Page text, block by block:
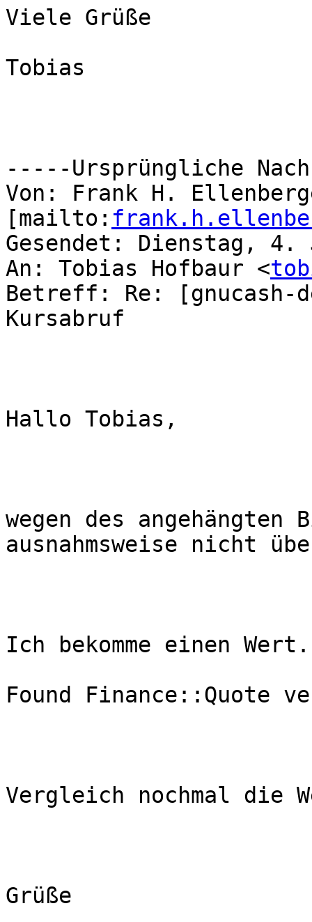
Viele Grüße
Tobias
-----Ursprüngliche
Von: Frank H.
[mailto:
Gesendet: Dienstag,
An: Tobias Hofbaur <
Betreff: Re: [gnucash-
Kursabruf
Hallo Tobias,
wegen des
ausnahmsweise nicht
Ich bekomme einen Wert.
Found Finance::Quote
Vergleich nochmal die
Grüße